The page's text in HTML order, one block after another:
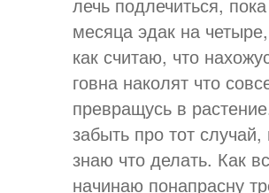
месяца эдак на
как считаю, что
говна наколят что
превращусь в
забыть про тот
знаю что делать. Как
начинаю понапрасну